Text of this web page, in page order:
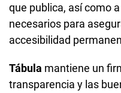
que publica, así como
necesarios para
accesibilidad
Tábula mantiene un
transparencia y las